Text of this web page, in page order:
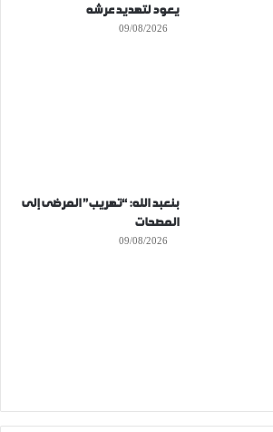
يعود لتهديد عرشه
09/08/2026
بنعبد الله: “تهريب” المرضى إلى
المصحات
09/08/2026